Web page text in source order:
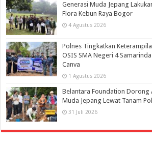
Generasi Muda Jepang
Flora Kebun Raya Bogor
4 Agustus 2026
Polnes Tingkatkan
OSIS SMA Negeri 4
Canva
1 Agustus 2026
Belantara Foundation Dorong
Muda Jepang Lewat Tanam
31 Juli 2026